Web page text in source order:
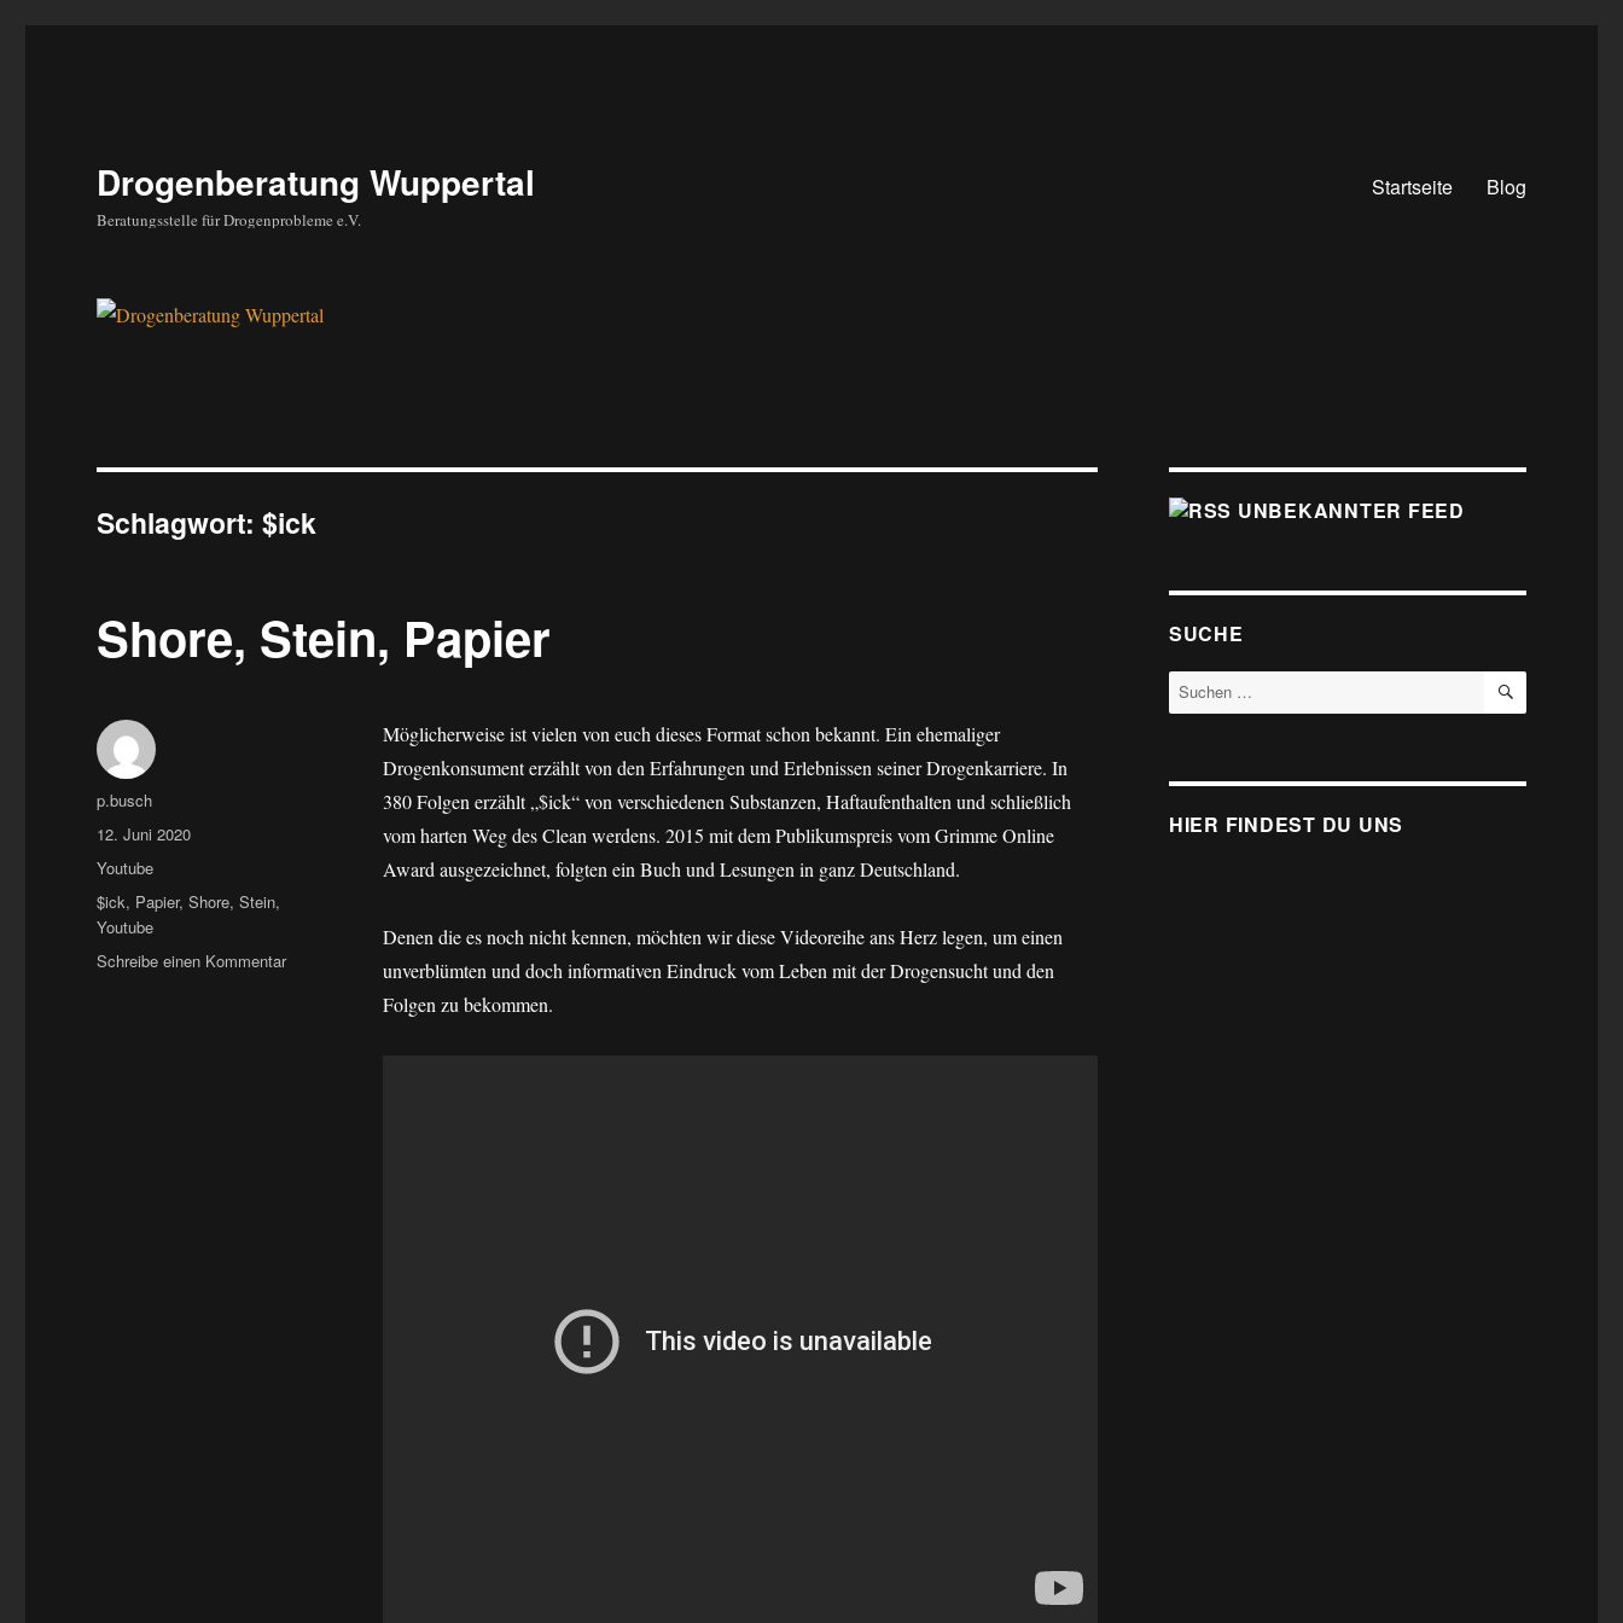
Drogenberatung Wuppertal
Beratungsstelle für Drogenprobleme e.V.
Startseite Blog
Schlagwort:$ick
Shore, Stein, Papier
Möglicherweise ist vielen von euch dieses Format schon bekannt. Ein ehemaliger
Drogenkonsument erzählt von den Erfahrungen und Erlebnissen seiner Drogenkarriere. In
380 Folgen erzählt „$ick“ von verschiedenen Substanzen, Haftaufenthalten und schließlich
vom harten Weg des Clean werdens. 2015 mit dem Publikumspreis vom Grimme Online
Award ausgezeichnet, folgten ein Buch und Lesungen in ganz Deutschland.
Denen die es noch nicht kennen, möchten wir diese Videoreihe ans Herz legen, um einen
unverblümten und doch informativen Eindruck vom Leben mit der Drogensucht und den
Folgen zu bekommen.
Autor
p.busch
Veröffentlicht
am
12. Juni 2020
Kategorien
Youtube
Schlagwörter
$ick, Papier,Shore,Stein,
Youtube
Schreibe einen Kommentarzu
UNBEKANNTER FEED
SUCHE
Suche
nach:
SUCHEN
HIER FINDEST DU UNS